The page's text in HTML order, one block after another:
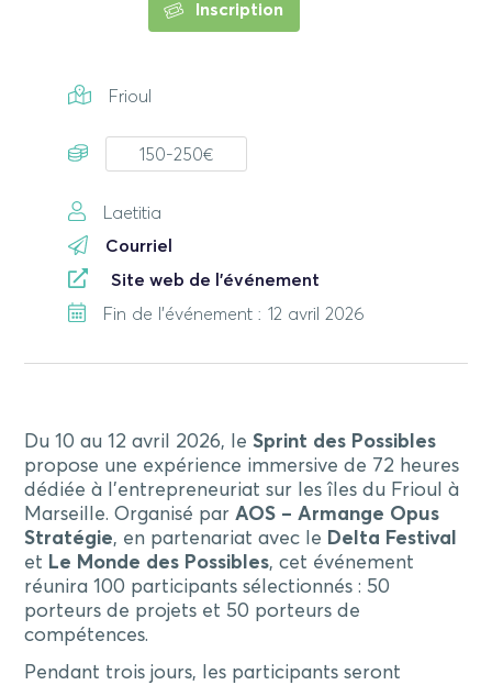
Inscription
Frioul
150-250€
Laetitia
Courriel
Site web de l'événement
Fin de l'événement : 12 avril 2026
Du 10 au 12 avril 2026, le Sprint des Possibles
propose une expérience immersive de 72 heures
dédiée à l’entrepreneuriat sur les îles du Frioul à
Marseille. Organisé parAOS – Armange Opus
Stratégie, en partenariat avec le Delta Festival
et Le Monde des Possibles, cet événement
réunira 100 participants sélectionnés : 50
porteurs de projets et 50 porteurs de
compétences.
Pendant trois jours, les participants seront